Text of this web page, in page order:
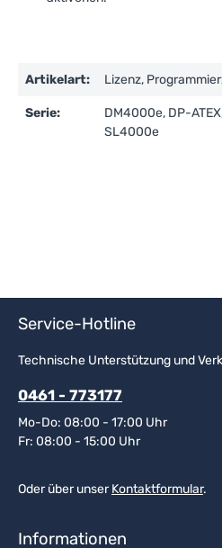
Artikelart: Lizenz,
Serie:
DM4000e, DP-
SL4000e
Service-Hotline
Technische Unterstützung und
0461 - 773177
Mo-Do: 08:00 - 17:00 Uhr
Fr: 08:00 - 15:00 Uhr
Oder über unserKontaktformular.
Informationen